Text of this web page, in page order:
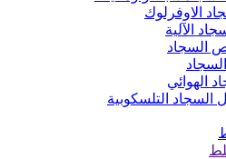
الاوفرلوك
الآلية
السجاد
الهوائي
السجاد التلسكوبية